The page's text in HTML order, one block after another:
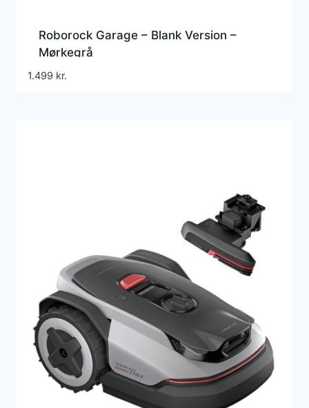
Roborock Garage – Blank Version –
Mørkegrå
1.499 kr.